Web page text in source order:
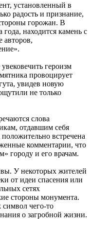
установленный в
радость и признание,
горожан. В
находится камень с
авторов,
героизм
провоцирует
увидев новую
не только
слова
отдавшим себя
встречена
комментарии, что
городу и его врачам.
У некоторых жителей
от идеи спасения или
сетях
стороны монумента.
чего-то
о загробной жизни.